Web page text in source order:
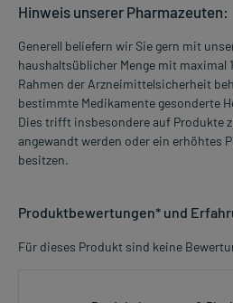
Hinweis unserer Pharmazeuten:
Generell beliefern wir Sie gern mit
haushaltsüblicher Menge mit maximal
Rahmen der Arzneimittelsicherheit
bestimmte Medikamente gesonderte
Dies trifft insbesondere auf Produkte
angewandt werden oder ein erhöhtes
besitzen.
Produktbewertungen* und
Für dieses Produkt sind keine